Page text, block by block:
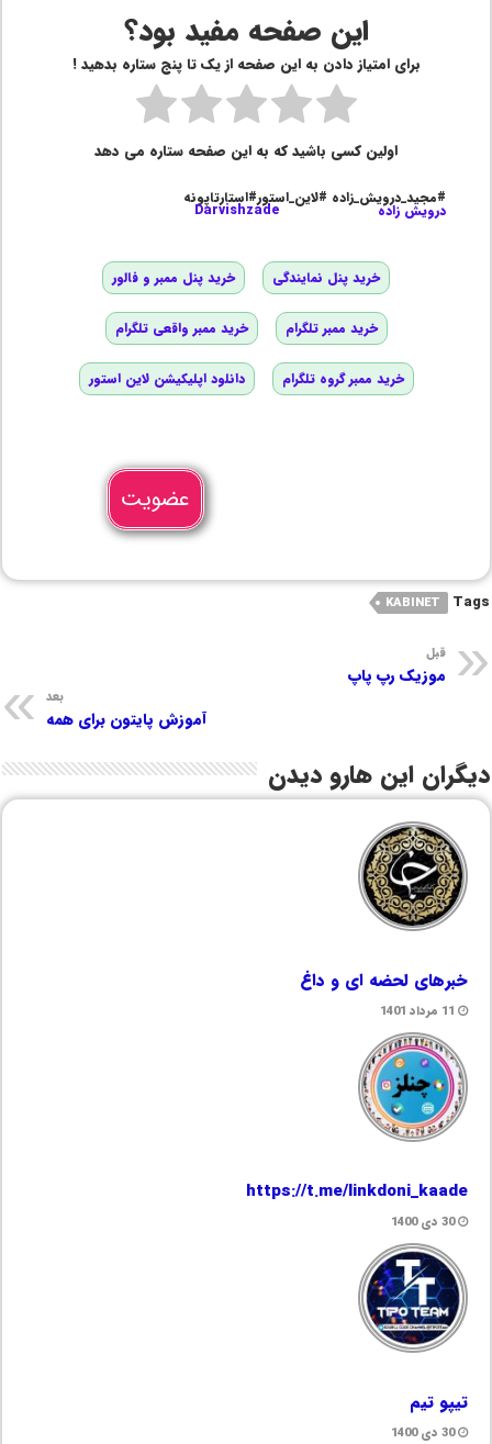
این صفحه مفید بود؟
برای امتیاز دادن به این صفحه از یک تا پنج ستاره بدهید !
اولین کسی باشید که به این صفحه ستاره می دهد
#مجید_درویش_زاده #لاین_استور#استارتاپونه
درویش زاده Darvishzade
خرید پنل نمایندگی خرید پنل ممبر و فالور
خرید ممبر تلگرام خرید ممبر واقعی تلگرام
خرید ممبر گروه تلگرام دانلود اپلیکیشن لاین استور
عضویت
Tags
KABINET
قبل
موزیک رپ پاپ
بعد
آموزش پایتون برای همه
دیگران این هارو دیدن
خبرهای لحضه ای و داغ
11 مرداد 1401
https://t.me/linkdoni_kaade
30 دی 1400
تیپو تیم
30 دی 1400